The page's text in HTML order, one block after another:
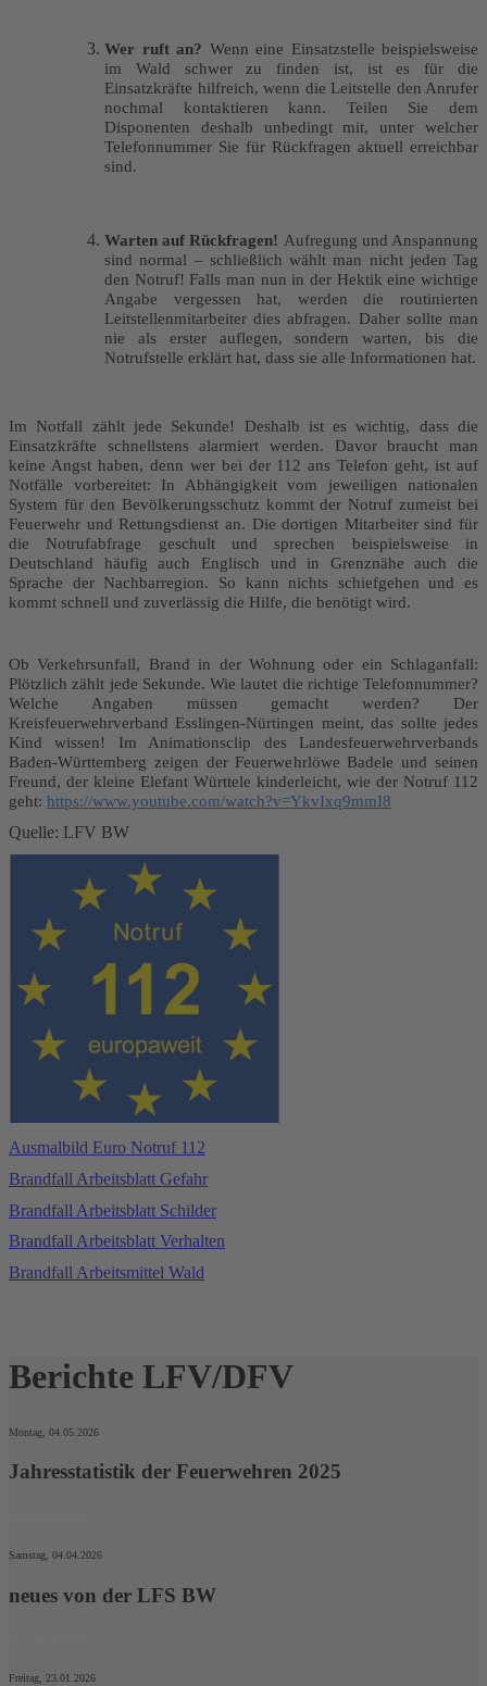
Wer ruft an? Wenn eine Einsatzstelle beispielsweise
im Wald schwer zu finden ist, ist es für die
Einsatzkräfte hilfreich, wenn die Leitstelle den Anrufer
nochmal kontaktieren kann. Teilen Sie dem
Disponenten deshalb unbedingt mit, unter welcher
Telefonnummer Sie für Rückfragen aktuell erreichbar
sind.
Warten auf Rückfragen! Aufregung und Anspannung
sind normal – schließlich wählt man nicht jeden Tag
den Notruf! Falls man nun in der Hektik eine wichtige
Angabe vergessen hat, werden die routinierten
Leitstellenmitarbeiter dies abfragen. Daher sollte man
nie als erster auflegen, sondern warten, bis die
Notrufstelle erklärt hat, dass sie alle Informationen hat.
Im Notfall zählt jede Sekunde! Deshalb ist es wichtig, dass die
Einsatzkräfte schnellstens alarmiert werden. Davor braucht man
keine Angst haben, denn wer bei der 112 ans Telefon geht, ist auf
Notfälle vorbereitet: In Abhängigkeit vom jeweiligen nationalen
System für den Bevölkerungsschutz kommt der Notruf zumeist bei
Feuerwehr und Rettungsdienst an. Die dortigen Mitarbeiter sind für
die Notrufabfrage geschult und sprechen beispielsweise in
Deutschland häufig auch Englisch und in Grenznähe auch die
Sprache der Nachbarregion. So kann nichts schiefgehen und es
kommt schnell und zuverlässig die Hilfe, die benötigt wird.
Ob Verkehrsunfall, Brand in der Wohnung oder ein Schlaganfall:
Plötzlich zählt jede Sekunde. Wie lautet die richtige Telefonnummer?
Welche Angaben müssen gemacht werden? Der
Kreisfeuerwehrverband Esslingen-Nürtingen meint, das sollte jedes
Kind wissen! Im Animationsclip des Landesfeuerwehrverbands
Baden-Württemberg zeigen der Feuerwehrlöwe Badele und seinen
Freund, der kleine Elefant Württele kinderleicht, wie der Notruf 112
geht: https://www.youtube.com/watch?v=YkvIxq9mmI8
Quelle: LFV BW
Ausmalbild Euro Notruf 112
Brandfall Arbeitsblatt Gefahr
Brandfall Arbeitsblatt Schilder
Brandfall Arbeitsblatt Verhalten
Brandfall Arbeitsmittel Wald
Berichte LFV/DFV
Montag, 04.05.2026
Jahresstatistik der Feuerwehren 2025
Samstag, 04.04.2026
neues von der LFS BW
Freitag, 23.01.2026